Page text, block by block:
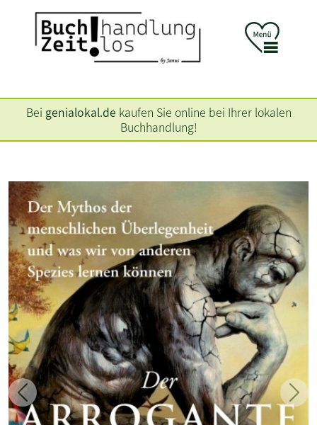
Bei genialokal.de kaufen Sie online bei Ihrer lokalen
Buchhandlung!
Zurück